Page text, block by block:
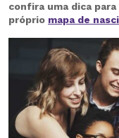
confira uma dica
próprio mapa de